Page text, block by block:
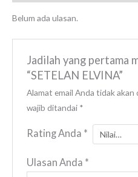
Belum ada ulasan.
Jadilah yang pertama
“SETELAN ELVINA”
Alamat email Anda tidak akan
wajib ditandai *
Rating Anda *
Ulasan Anda *